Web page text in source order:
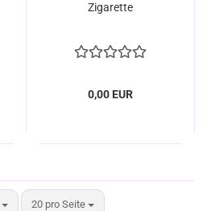
Zigarette
0,00 EUR
20 pro Seite
pro Seite